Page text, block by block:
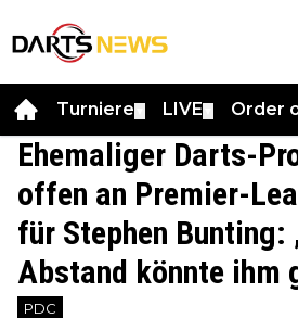
Turniere LIVE Order
Ehemaliger Darts-
offen an Premier-
für Stephen Bunting:
Abstand könnte ihm
PDC